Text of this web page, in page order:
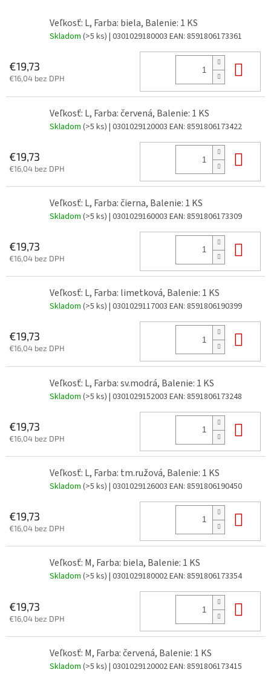
Veľkosť: L, Farba: biela, Balenie: 1 KS
Skladom (>5 ks) | 0301029180003 EAN: 8591806173361
€19,73
€16,04 bez DPH
Veľkosť: L, Farba: červená, Balenie: 1 KS
Skladom (>5 ks) | 0301029120003 EAN: 8591806173422
€19,73
€16,04 bez DPH
Veľkosť: L, Farba: čierna, Balenie: 1 KS
Skladom (>5 ks) | 0301029160003 EAN: 8591806173309
€19,73
€16,04 bez DPH
Veľkosť: L, Farba: limetková, Balenie: 1 KS
Skladom (>5 ks) | 0301029117003 EAN: 8591806190399
€19,73
€16,04 bez DPH
Veľkosť: L, Farba: sv.modrá, Balenie: 1 KS
Skladom (>5 ks) | 0301029152003 EAN: 8591806173248
€19,73
€16,04 bez DPH
Veľkosť: L, Farba: tm.ružová, Balenie: 1 KS
Skladom (>5 ks) | 0301029126003 EAN: 8591806190450
€19,73
€16,04 bez DPH
Veľkosť: M, Farba: biela, Balenie: 1 KS
Skladom (>5 ks) | 0301029180002EAN: 8591806173354
€19,73
€16,04 bez DPH
Veľkosť: M, Farba: červená, Balenie: 1 KS
Skladom (>5 ks) | 0301029120002EAN: 8591806173415